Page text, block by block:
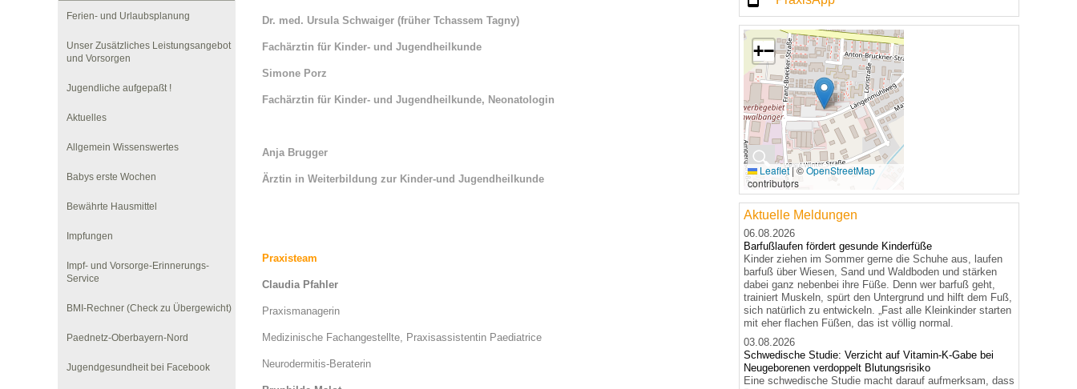
Impfsicherheit
Häufige Fragen
Recht auf Impfung
Notdienste
Empfehlungen zum Bildschirmmediengebrauch
Hörlexikon
Material zu den Vorsorgen
Broschüren und Informationsflyer
Familienzeit gesund gestalten
U0-Vorsorge
Ferien- und Urlaubsplanung
Unser Zusätzliches Leistungsangebot
und Vorsorgen
Jugendliche aufgepaßt !
Aktuelles
Allgemein Wissenswertes
Babys erste Wochen
Bewährte Hausmittel
Impfungen
Impf- und Vorsorge-Erinnerungs-
Service
BMI-Rechner (Check zu Übergewicht)
Paednetz-Oberbayern-Nord
Jugendgesundheit bei Facebook
Dr. med. Ursula Schwaiger (früher Tchassem Tagny)
Fachärztin für Kinder- und Jugendheilkunde
Simone Porz
Fachärztin für Kinder- und Jugendheilkunde, Neonatologin
Anja Brugger
Ärztin in Weiterbildung zur Kinder-und Jugendheilkunde
Praxisteam
Claudia Pfahler
Praxismanagerin
Medizinische Fachangestellte, Praxisassistentin Paediatrice
Neurodermitis-Beraterin
🔍
+−
Leaflet |©OpenStreetMap
contributors
Aktuelle Meldungen
06.08.2026
Barfußlaufen fördert gesunde Kinderfüße
Kinder ziehen im Sommer gerne die Schuhe aus, laufen
barfuß über Wiesen, Sand und Waldboden und stärken
dabei ganz nebenbei ihre Füße. Denn wer barfuß geht,
trainiert Muskeln, spürt den Untergrund und hilft dem Fuß,
sich natürlich zu entwickeln. „Fast alle Kleinkinder starten
mit eher flachen Füßen, das ist völlig normal.
03.08.2026
Schwedische Studie: Verzicht auf Vitamin-K-Gabe bei
Neugeborenen verdoppelt Blutungsrisiko
Eine schwedische Studie macht darauf aufmerksam, dass